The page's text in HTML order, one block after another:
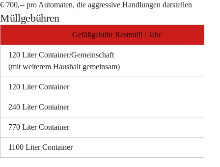
€ 700,-- pro Automaten, die aggressive Handlungen darstellen
Müllgebühren
Gefäßgebühr Restmüll / Jahr
120 Liter Container/Gemeinschaft
(mit weiterem Haushalt gemeinsam)
120 Liter Container
240 Liter Container
770 Liter Container
1100 Liter Container